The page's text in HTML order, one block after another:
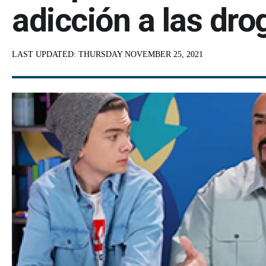
adicción a las
LAST UPDATED: THURSDAY NOVEMBER 25, 2021